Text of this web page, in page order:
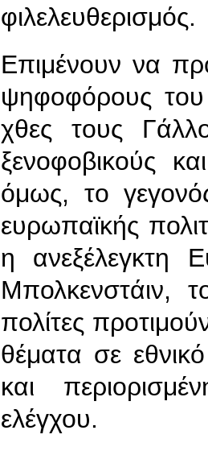
φιλελευθερισμός.
Επιμένουν να
ψηφοφόρους
χθες τους
ξενοφοβικούς
όμως, το
ευρωπαϊκής
η ανεξέλεγκτη
Μπολκενστάιν,
πολίτες
θέματα σε
και
ελέγχου.